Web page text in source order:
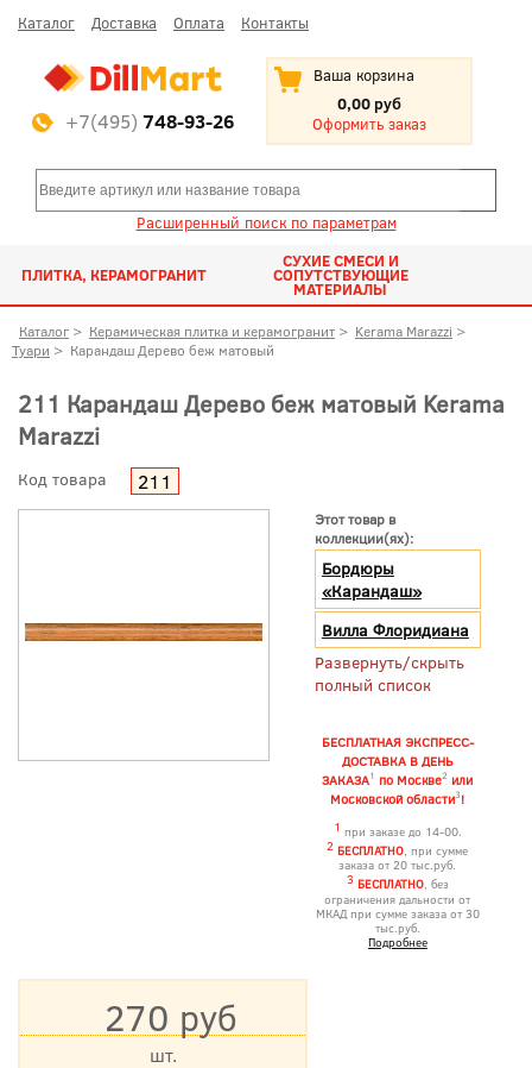
Каталог Доставка Оплата Контакты
+7(495) 748-93-26
Ваша корзина
0,00 руб
Оформить заказ
Расширенный поиск по параметрам
ПЛИТКА, КЕРАМОГРАНИТ
СУХИЕ СМЕСИ И
СОПУТСТВУЮЩИЕ
МАТЕРИАЛЫ
Каталог > Керамическая плитка и керамогранит > Kerama Marazzi >
Туари > Карандаш Дерево беж матовый
211 Карандаш Дерево беж матовый Kerama
Marazzi
Код товара 211
Этот товар в
коллекции(ях):
Бордюры
«Карандаш»
Вилла Флоридиана
Развернуть/скрыть
полный список
БЕСПЛАТНАЯ ЭКСПРЕСС-
ДОСТАВКА В ДЕНЬ
ЗАКАЗА1 по Москве2 или
Московской области3!
1 при заказе до 14-00.
2 БЕСПЛАТНО, при сумме
заказа от 20 тыс.руб.
3 БЕСПЛАТНО, без
ограничения дальности от
МКАД при сумме заказа от 30
тыс.руб.
Подробнее
270 руб
шт.